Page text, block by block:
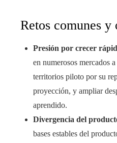
Retos comunes
Presión por crecer
en numerosos mercados
territorios piloto por su
proyección, y ampliar
aprendido.
Divergencia del
bases estables del